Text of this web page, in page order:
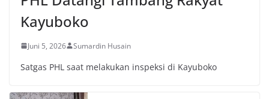
Kayuboko
Juni 5, 2026 Sumardin Husain
Satgas PHL saat melakukan inspeksi di Kayuboko